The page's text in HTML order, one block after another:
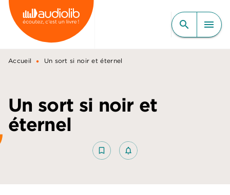
MENU RECHERCHE
CONTENU
PIED DE PAGE
search menu
Accueil • Un sort si noir et éternel
Un sort si noir et
éternel
bookmark_border notifications_none_outlined